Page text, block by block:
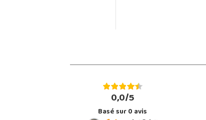
0,0/5
Basé sur0avis